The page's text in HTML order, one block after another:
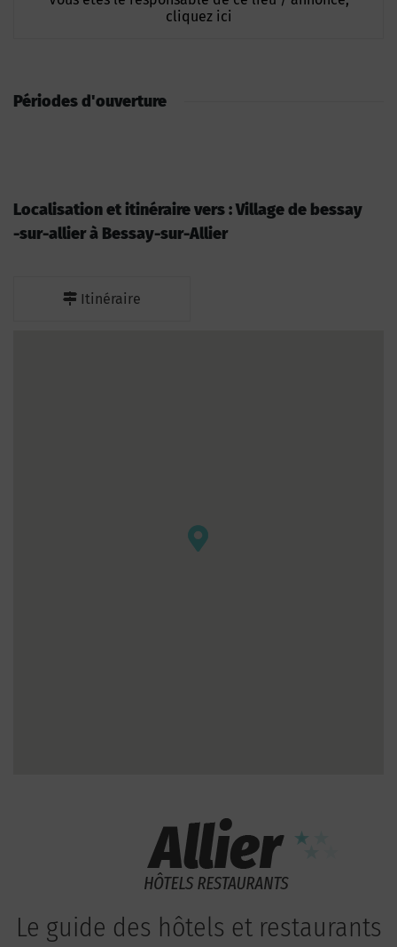
cliquez ici
Périodes d'ouverture
Localisation et itinéraire vers : Village de bessay
-sur-allier à Bessay-sur-Allier
Itinéraire
Le guide des hôtels et restaurants